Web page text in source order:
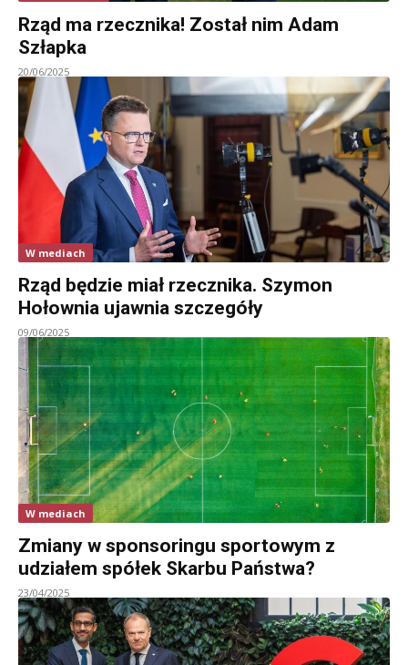
Rząd ma rzecznika! Został nim Adam
Szłapka
20/06/2025
W mediach
Rząd będzie miał rzecznika. Szymon
Hołownia ujawnia szczegóły
09/06/2025
W mediach
Zmiany w sponsoringu sportowym z
udziałem spółek Skarbu Państwa?
23/04/2025